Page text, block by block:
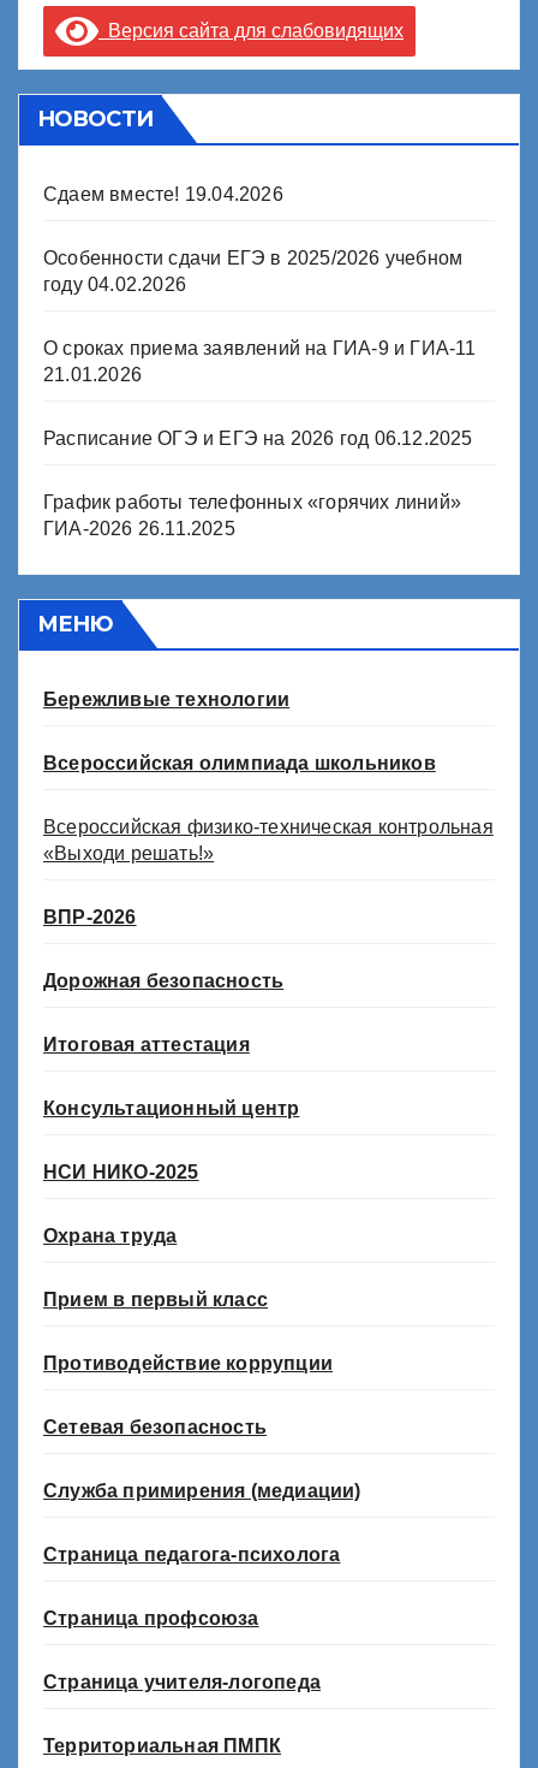
Версия сайта для слабовидящих
НОВОСТИ
Сдаем вместе! 19.04.2026
Особенности сдачи ЕГЭ в 2025/2026 учебном
году 04.02.2026
О сроках приема заявлений на ГИА-9 и ГИА-11
21.01.2026
Расписание ОГЭ и ЕГЭ на 2026 год 06.12.2025
График работы телефонных «горячих линий»
ГИА-2026 26.11.2025
МЕНЮ
Бережливые технологии
Всероссийская олимпиада школьников
Всероссийская физико-техническая контрольная
«Выходи решать!»
ВПР-2026
Дорожная безопасность
Итоговая аттестация
Консультационный центр
НСИ НИКО-2025
Охрана труда
Прием в первый класс
Противодействие коррупции
Сетевая безопасность
Служба примирения (медиации)
Страница педагога-психолога
Страница профсоюза
Страница учителя-логопеда
Территориальная ПМПК